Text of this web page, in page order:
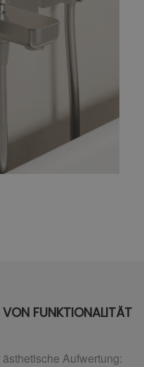
VON FUNKTIONALITÄT
Aufwertung: